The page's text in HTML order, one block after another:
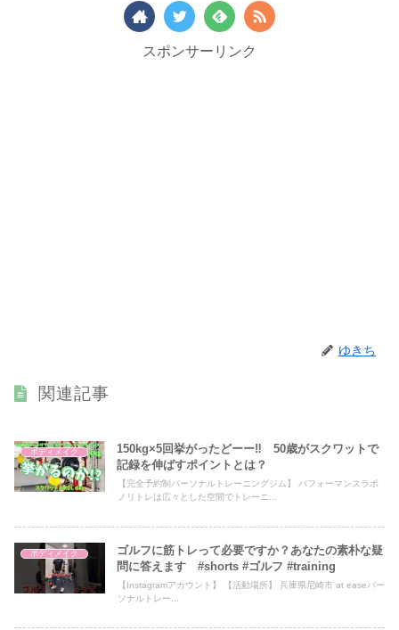
スポンサーリンク
ゆきち
関連記事
ボディメイク
150kg×5回挙がったどーー‼ 50歳がスクワットで
記録を伸ばすポイントとは？
【完全予約制パーソナルトレーニングジム】 パフォーマンスラボ
ノリトレは広々とした空間でトレーニ...
ボディメイク
ゴルフに筋トレって必要ですか？あなたの素朴な疑
問に答えます #shorts #ゴルフ #training
【Instagramアカウント】 【活動場所】 兵庫県尼崎市 at easeパー
ソナルトレー...